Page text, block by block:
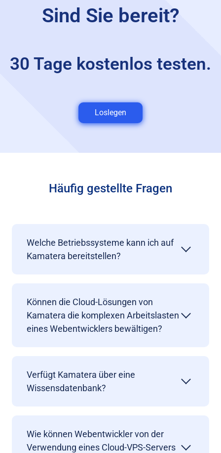
Sind Sie bereit?
30 Tage kostenlos testen.
Loslegen
Häufig gestellte Fragen
Welche Betriebssysteme kann ich auf
Kamatera bereitstellen?
Können die Cloud-Lösungen von
Kamatera die komplexen Arbeitslasten
eines Webentwicklers bewältigen?
Verfügt Kamatera über eine
Wissensdatenbank?
Wie können Webentwickler von der
Verwendung eines Cloud-VPS-Servers